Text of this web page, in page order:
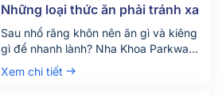
Những loại thức ăn phải tránh xa
Sau nhổ răng khôn nên ăn gì và kiêng
gì để nhanh lành? Nha Khoa Parkway
chia sẻ chế độ ăn uống khoa học giúp
giảm đau, tránh biến chứng. Tìm hiểu
Xem chi tiết